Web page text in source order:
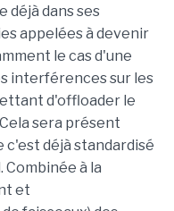
déjà dans ses
appelées à devenir
le cas d'une
interférences sur les
d'offloader le
sera présent
c'est déjà standardisé
à la
et